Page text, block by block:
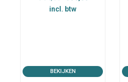
prijs
incl. btw
BEKIJKEN